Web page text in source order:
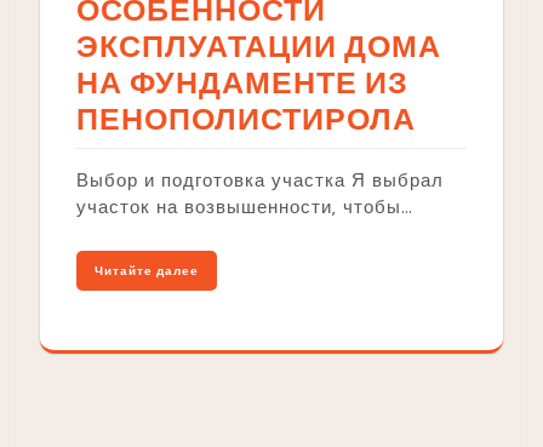
ОСОБЕННОСТИ
ЭКСПЛУАТАЦИИ ДОМА
НА ФУНДАМЕНТЕ ИЗ
ПЕНОПОЛИСТИРОЛА
Выбор и подготовка участка Я выбрал
участок на возвышенности‚ чтобы…
Читайте далее